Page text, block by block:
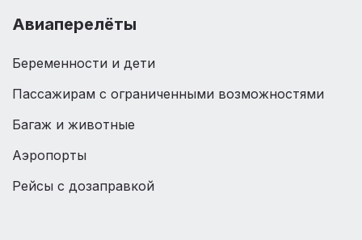
Авиаперелёты
Беременности и дети
Пассажирам с ограниченными возможностями
Багаж и животные
Аэропорты
Рейсы с дозаправкой